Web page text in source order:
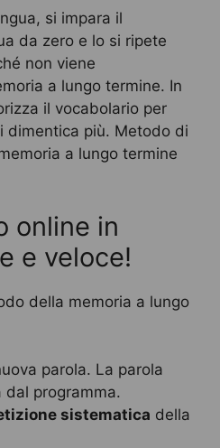
si impara il
da zero e lo si ripete
non viene
a lungo termine. In
il vocabolario per
dimentica più. Metodo di
a lungo termine
online in
e veloce!
della memoria a lungo
parola. La parola
dal programma.
sistematica della